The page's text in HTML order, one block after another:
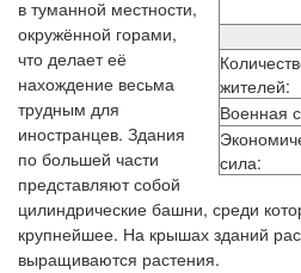
жителей:
Военная
сила:
в туманной местности,
окружённой горами,
что делает её
нахождение весьма
трудным для
иностранцев. Здания
по большей части
представляют собой
цилиндрические башни, среди
крупнейшее. На крышах зданий
выращиваются растения.